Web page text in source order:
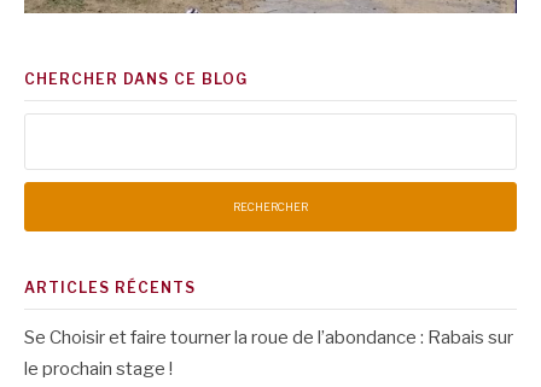
CHERCHER DANS CE BLOG
ARTICLES RÉCENTS
Se Choisir et faire tourner la roue de l’abondance : Rabais sur
le prochain stage !